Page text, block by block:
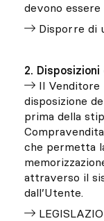
devono
Disporre di
2. Disposizioni
Il
disposizione
prima della
che permetta
attraverso il
dall’Utente.